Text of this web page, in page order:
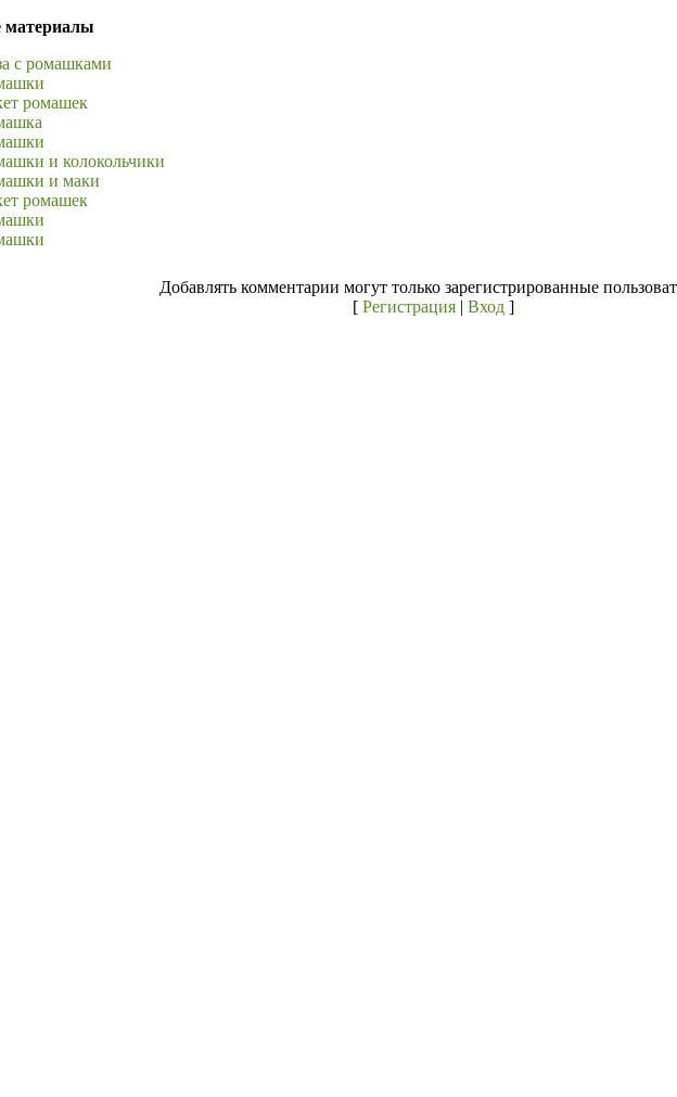
материалы
с ромашками
ромашек
и колокольчики
и маки
ромашек
Добавлять комментарии могут только зарегистрированные
[ Регистрация | Вход]